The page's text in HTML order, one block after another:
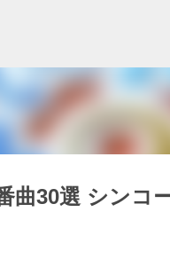
曲30選 シンコ